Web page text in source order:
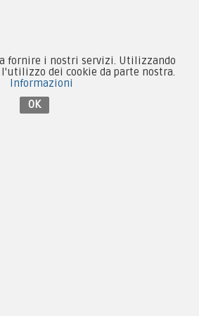
su Facebook
fornire i nostri servizi. Utilizzando
dei cookie da parte nostra.
Informazioni
OK